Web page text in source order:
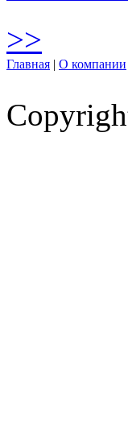
>>
Главная | О компании